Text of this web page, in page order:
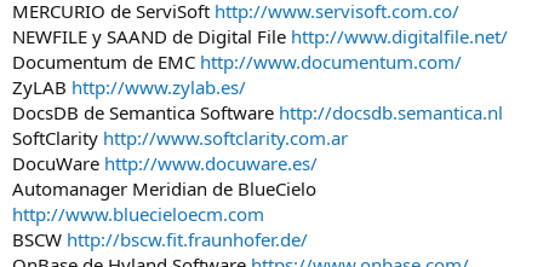
MERCURIO de ServiSoft http://www.servisoft.com.co/
NEWFILE y SAAND de Digital File http://www.digitalfile.net/
Documentum de EMC http://www.documentum.com/
ZyLAB http://www.zylab.es/
DocsDB de Semantica Software http://docsdb.semantica.nl
SoftClarity http://www.softclarity.com.ar
DocuWare http://www.docuware.es/
Automanager Meridian de BlueCielo
http://www.bluecieloecm.com
BSCW http://bscw.fit.fraunhofer.de/